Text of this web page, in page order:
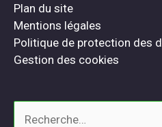
Plan du site
Mentions légales
Politique de protection des
Gestion des cookies